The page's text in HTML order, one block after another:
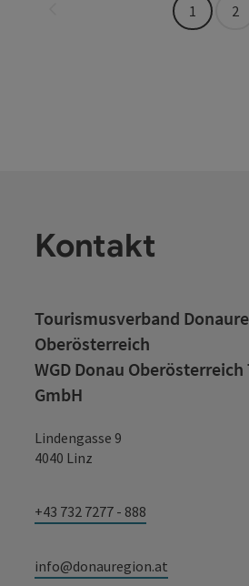
1 2
Kontakt
Tourismusverband
Oberösterreich
WGD Donau
GmbH
Lindengasse 9
4040 Linz
+43 732 7277 - 888
info@donauregion.at